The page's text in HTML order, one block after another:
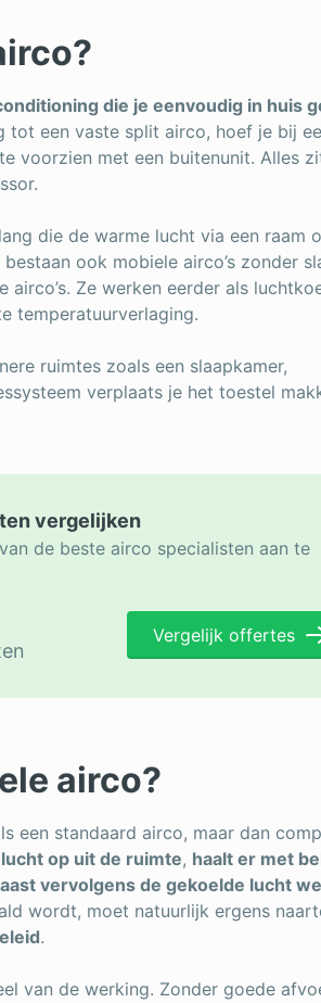
die je eenvoudig in huis
tot een vaste split airco, hoef je bij
voorzien met een buitenunit. Alles
die de warme lucht via een raam
ook mobiele airco’s zonder
Ze werken eerder als
temperatuurverlaging.
ruimtes zoals een slaapkamer,
verplaats je het toestel
vergelijken
de beste airco specialisten aan te
Vergelijk offertes
airco?
een standaard airco, maar dan
op uit de ruimte, haalt er met
vervolgens de gekoelde lucht
wordt, moet natuurlijk ergens
.
van de werking. Zonder goede